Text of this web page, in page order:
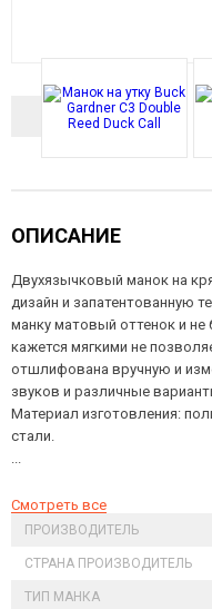
ОПИСАНИЕ
Двухязычковый манок на
дизайн и запатентованную
манку матовый оттенок и не
кажется мягкими не
отшлифована вручную и
звуков и различные
Материал изготовления:
стали.
...
Смотреть все
ПРОИЗВОДИТЕЛЬ
СТРАНА ПРОИЗВОДИТЕЛЬ
ТИП МАНКА